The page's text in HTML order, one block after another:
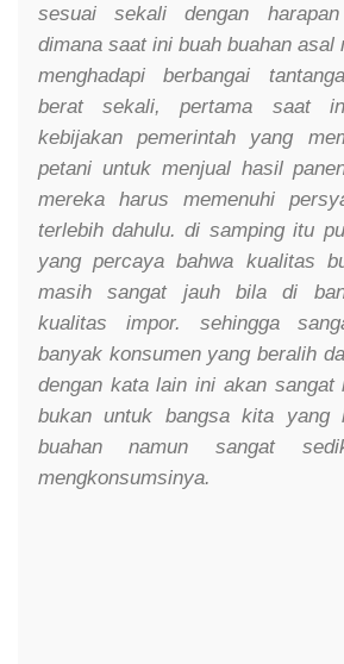
sesuai sekali dengan
dimana saat ini buah buahan asal
menghadapi berbangai
berat sekali, pertama saat
kebijakan pemerintah yang
petani untuk menjual hasil
mereka harus memenuhi
terlebih dahulu. di samping itu
yang percaya bahwa kualitas
masih sangat jauh bila di
kualitas impor. sehingga
banyak konsumen yang beralih
dengan kata lain ini akan sangat
bukan untuk bangsa kita yang
buahan namun sangat
mengkonsumsinya.